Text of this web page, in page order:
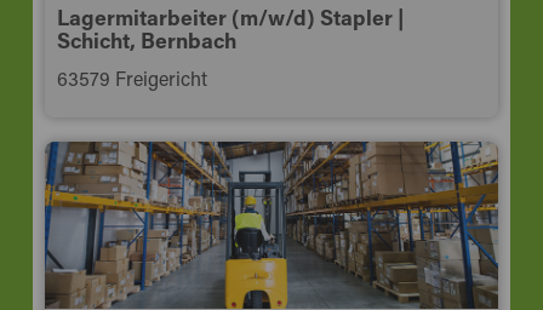
Lagermitarbeiter (m/w/d) Stapler |
Schicht, Bernbach
63579 Freigericht